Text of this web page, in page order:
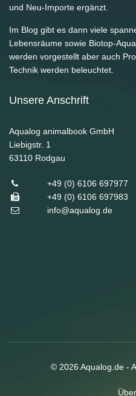
und Neu-Importe ergänzt.
Im Blog gibt es dann viele
Lebensräume sowie Biotop-
werden vorgestellt aber auch
Technik werden beleuchtet.
Unsere Anschrift
Aqualog animalbook GmbH
Liebigstr. 1
63110 Rodgau
+49 (0) 6106 697977
+49 (0) 6106 697983
info@aqualog.de
© 2026 Aqualog.de -